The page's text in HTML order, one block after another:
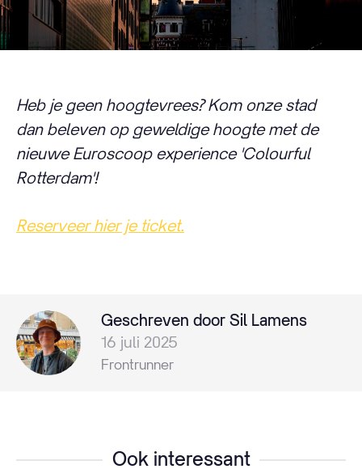
Heb je geen hoogtevrees? Kom onze stad
dan beleven op geweldige hoogte met de
nieuwe Euroscoop experience 'Colourful
Rotterdam'!
Reserveer hier je ticket.
Geschreven door Sil Lamens
16 juli 2025
Frontrunner
Ook interessant